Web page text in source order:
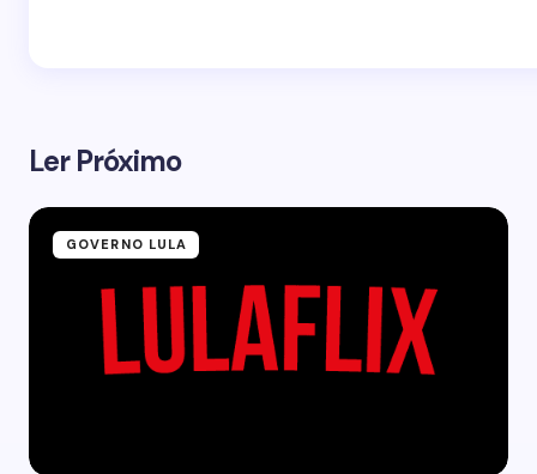
Ler Próximo
GOVERNO LULA